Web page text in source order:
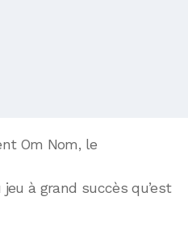
Om Nom, le
à grand succès qu’est